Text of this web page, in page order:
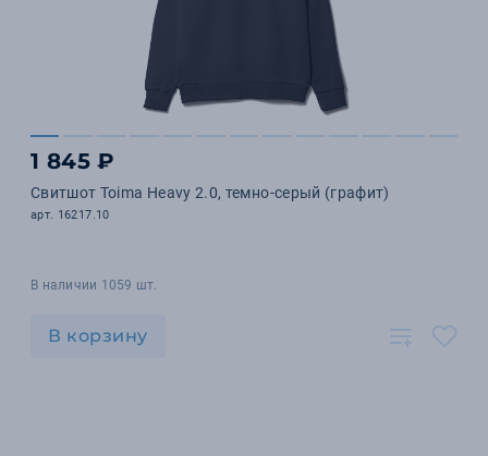
1 845 ₽
Свитшот Toima Heavy 2.0, темно-серый (графит)
арт. 16217.10
В наличии 1059 шт.
В корзину